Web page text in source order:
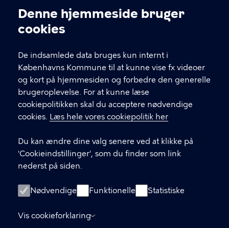
Cookieindstillinger
Denne hjemmeside bruger
cookies
De indsamlede data bruges kun internt i
Københavns Kommune til at kunne vise fx videoer
og kort på hjemmesiden og forbedre den generelle
brugeroplevelse. For at kunne læse
cookiepolitikken skal du acceptere nødvendige
cookies. Læs hele vores cookiepolitik her
Du kan ændre dine valg senere ved at klikke på
'Cookieindstillinger', som du finder som link
nederst på siden.
Nødvendige Funktionelle Statistiske
Vis cookieforklaring
Kontakt Københavns Kommune
T
fFind andre kontakter her
CVR-nummer64942212
GENVEJE
Digital Post
Databeskyttelse
Tilgængelighedserklæring
Om hjemmesiden